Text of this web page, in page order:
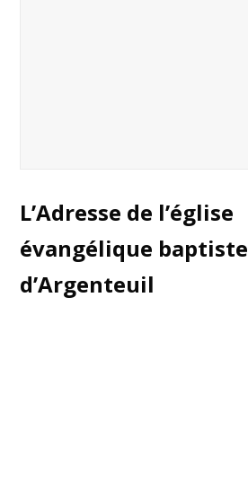
L’Adresse de l’église
évangélique baptiste
d’Argenteuil